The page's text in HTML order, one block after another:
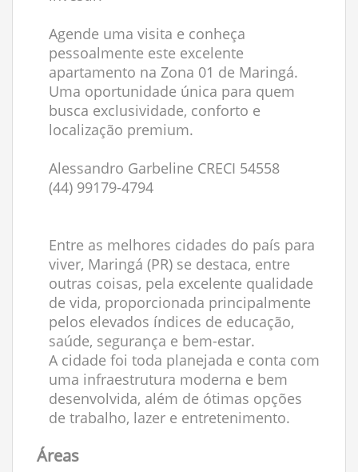
Agende uma visita e conheça
pessoalmente este excelente
apartamento na Zona 01 de Maringá.
Uma oportunidade única para quem
busca exclusividade, conforto e
localização premium.
Alessandro Garbeline CRECI 54558
(44) 99179-4794
Entre as melhores cidades do país para
viver, Maringá (PR) se destaca, entre
outras coisas, pela excelente qualidade
de vida, proporcionada principalmente
pelos elevados índices de educação,
saúde, segurança e bem-estar.
A cidade foi toda planejada e conta com
uma infraestrutura moderna e bem
desenvolvida, além de ótimas opções
de trabalho, lazer e entretenimento.
Áreas